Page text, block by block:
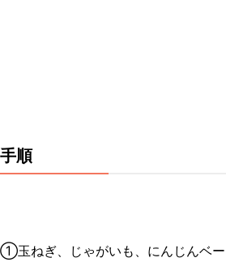
手順
①玉ねぎ、じゃがいも、にんじんベー